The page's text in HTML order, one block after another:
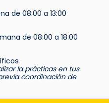
de 08:00 a 13:00
de 08:00 a 18:00
la prácticas en tus
coordinación de